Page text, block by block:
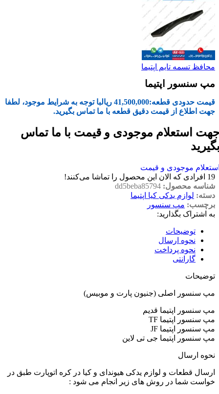
محافظ تسمه تایم اپتیما
مپ سنسور اپتیما
قیمت حدودی قطعه:41,500,000 ریالبا توجه به شرایط موجود، لطفا
جهت اطلاع از قیمت دقیق قطعه با ما تماس بگیرید.
استعلام موجودی و قیمت با ما تماس
موجودی و قیمت
19 افرادی که الان این محصول را تماشا می‌کنند!
شناسه محصول: dd5beba85794
دسته: لوازم یدکی کیا اپتیما
برچسب: مپ سنسور
به اشتراک بگذارید:
توضیحات
نحوه ارسال
نحوه پرداخت
گارانتی
توضیحات
مپ سنسور اصلی (جنیون پارت و موبیس)
مپ سنسور اپتیما قدیم
مپ سنسور اپتیما TF
مپ سنسور اپتیما JF
مپ سنسور اپتیما جی تی لاین
نحوه ارسال
ارسال قطعات و لوازم یدکی هیوندای و کیا در کره اتوپارت طبق در
خواست شما در روش های زیر انجام می شود :